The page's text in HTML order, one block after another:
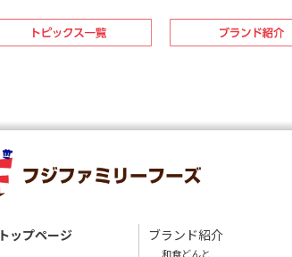
トップページ ブランド紹介
和食どんと